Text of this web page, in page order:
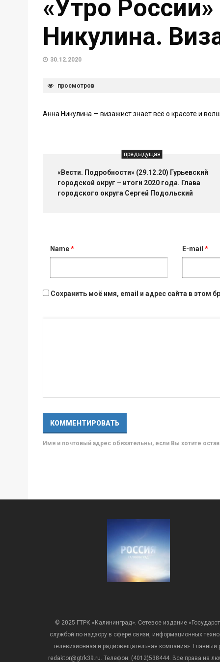
«Утро
Никулина.
30.12.2020
просмотров
Анна Никулина — визажист знает всё о красоте и
предыдущая
«Вести. Подробности» (29.12.20) Гурьевский
городской округ – итоги 2020 года. Глава
городского округа Сергей Подольский
Name* E-mail*
Сохранить моё имя, email и адрес сайта в этом
Имя и почтовый адрес обязательны, если Вы хотите
© 2025 ГТРК «Калининград». Сетевое издание
службой по надзору в сфере связи, информационных
телевизионная и радиовещательная компания». Главный
redaktor@gtrk39.ru. Телефон: (4012)538444. Все права на